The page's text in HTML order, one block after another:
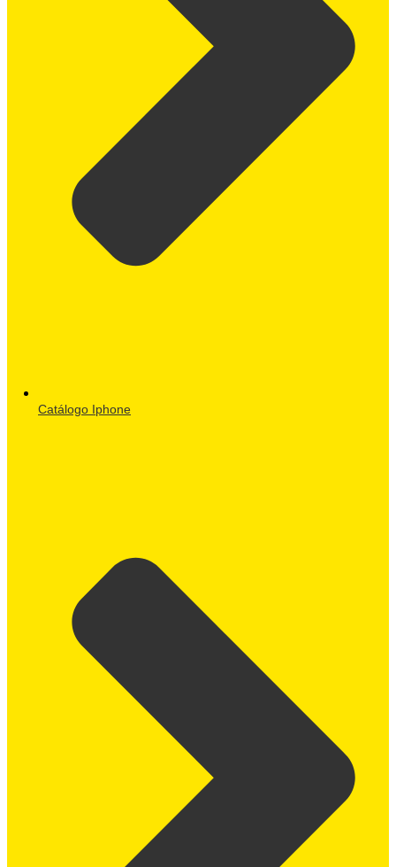
Catálogo Iphone